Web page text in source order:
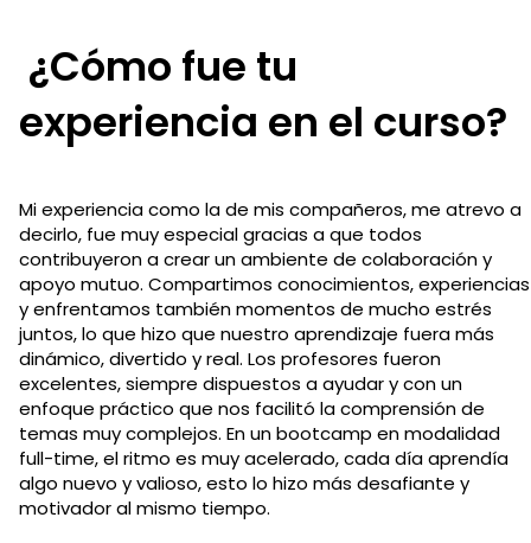
¿Cómo fue tu
experiencia en el curso?
Mi experiencia como la de mis compañeros, me atrevo a
decirlo, fue muy especial gracias a que todos
contribuyeron a crear un ambiente de colaboración y
apoyo mutuo. Compartimos conocimientos, experiencias
y enfrentamos también momentos de mucho estrés
juntos, lo que hizo que nuestro aprendizaje fuera más
dinámico, divertido y real. Los profesores fueron
excelentes, siempre dispuestos a ayudar y con un
enfoque práctico que nos facilitó la comprensión de
temas muy complejos. En un bootcamp en modalidad
full-time, el ritmo es muy acelerado, cada día aprendía
algo nuevo y valioso, esto lo hizo más desafiante y
motivador al mismo tiempo.